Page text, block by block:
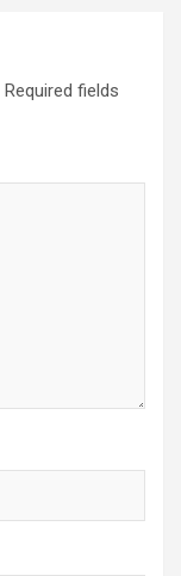
Required fields